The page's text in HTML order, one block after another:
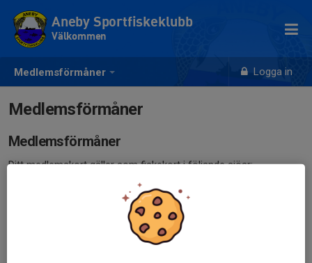
Medlemsförmåner Logga in
Aneby Sportfiskeklubb
Välkommen
Medlemsförmåner
Medlemsförmåner
Ditt medlemskort gäller som fiskekort i följande sjöar:
Anebysjön, Ralången, Rosjön.
Som medlem ges du också rabatterat pris på båthyra vid